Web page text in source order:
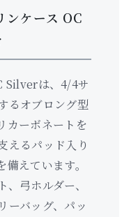
ンケース OC
Silverは、4/4サ
るオブロング型
カーボネートを
えるパッド入り
えています。
弓ホルダー、
ーバッグ、パッ